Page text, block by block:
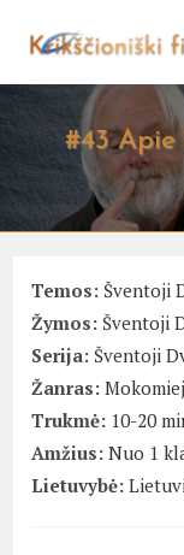
#43 Apie
Temos: Šventoji
Žymos: Šventoji
Serija: Šventoji
Žanras:
Trukmė: 10-20
Amžius: Nuo 1
Lietuvybė: